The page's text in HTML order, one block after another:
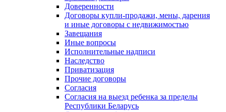
Доверенности
Договоры купли-продажи, мены, дарения
и иные договоры с недвижимостью
Завещания
Иные вопросы
Исполнительные надписи
Наследство
Приватизация
Прочие договоры
Согласия
Согласия на выезд ребенка за пределы
Республики Беларусь